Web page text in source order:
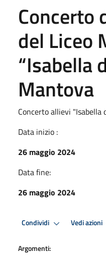
Concerto
del Liceo
“Isabella
Mantova
Concerto allievi "Isabella
Data inizio :
26 maggio 2024
Data fine:
26 maggio 2024
Condividi Vedi azioni
Argomenti: